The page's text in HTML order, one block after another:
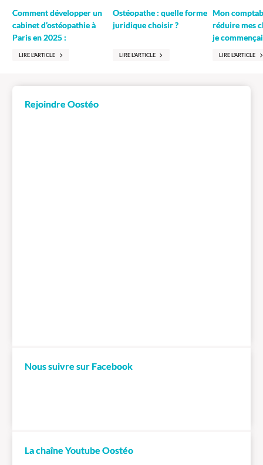
Comment développer un
cabinet d’ostéopathie à
Paris en 2025 :
LIRE L'ARTICLE
Ostéopathe : quelle forme
juridique choisir ?
LIRE L'ARTICLE
Mon
réduire mes
je
LIRE L'ARTICLE
Rejoindre Oostéo
Nous suivre sur Facebook
La chaîne Youtube Oostéo